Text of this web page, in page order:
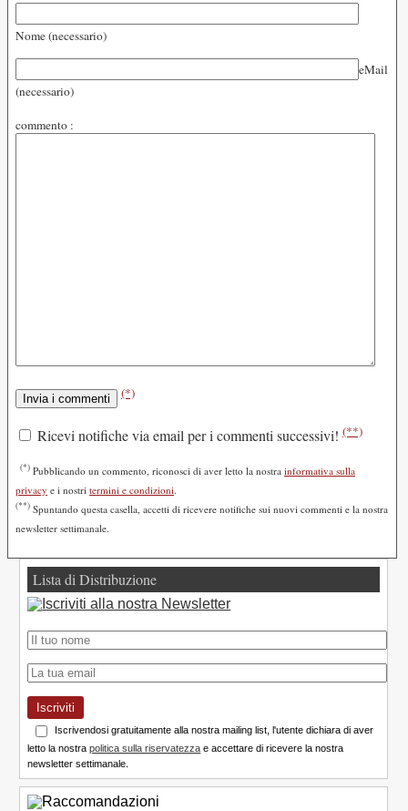
Nome (necessario)
eMail
(necessario)
commento :
(*)
Ricevi notifiche via email per i commenti successivi! (**)
(*) Pubblicando un commento, riconosci di aver letto la nostra informativa sulla
privacy e i nostri termini e condizioni.
(**) Spuntando questa casella, accetti di ricevere notifiche sui nuovi commenti e la nostra
newsletter settimanale.
Lista di Distribuzione
Iscriviti
Iscrivendosi gratuitamente alla nostra mailing list, l'utente dichiara di aver
letto la nostrapolitica sulla riservatezza e accettare di ricevere la nostra
newsletter settimanale.